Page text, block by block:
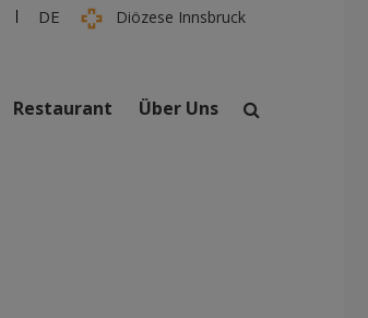
DE Diözese Innsbruck
Restaurant Über Uns